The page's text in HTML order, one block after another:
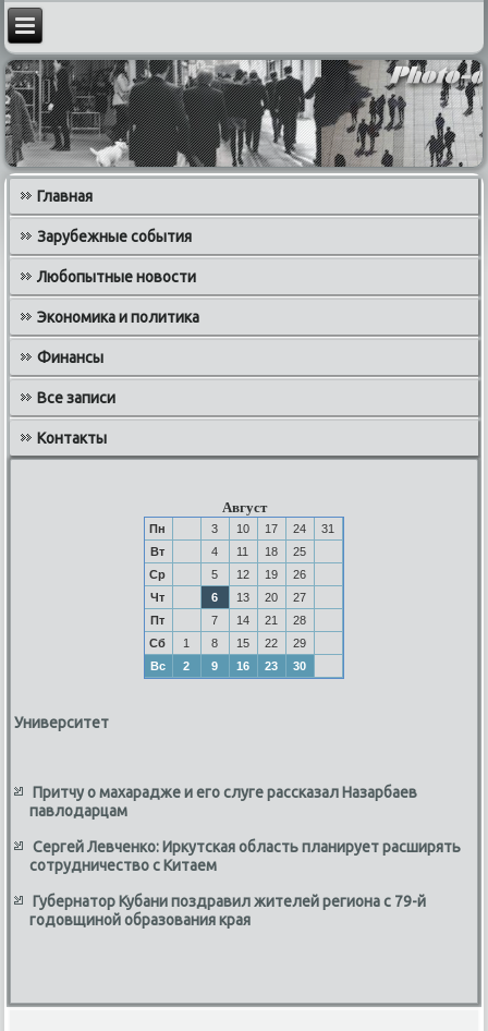
Главная
Зарубежные события
Любопытные новости
Экономика и политика
Финансы
Все записи
Контакты
Август
Пн 3 10 17 24
31
Вт
4 11 18
25
Ср
5 12 19
26
Чт
6 13 20
27
Пт
7 14 21
28
Сб
1 8 15 22
29
Вс
2 9 16 23 30
Университет
Притчу о махарадже и его слуге рассказал Назарбаев
павлодарцам
Сергей Левченко: Иркутская область планирует расширять
сотрудничество с Китаем
Губернатор Кубани поздравил жителей региона с 79-й
годовщиной образования края